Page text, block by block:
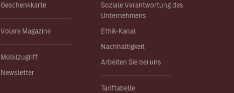
Geschenkkarte
Volare Magazine
Mobilzugriff
Newsletter
Soziale Verantwortung des
Unternehmens
Ethik-Kanal
Nachhaltigkeit
Arbeiten Sie bei uns
Tariftabelle